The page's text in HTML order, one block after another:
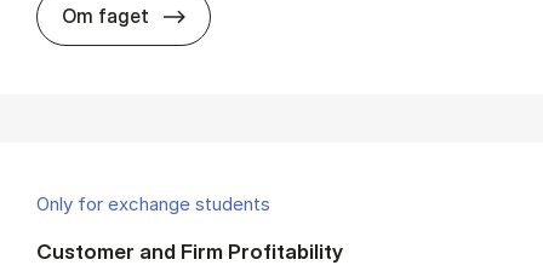
Om faget about
Only for exchange students
Customer and Firm Profitability